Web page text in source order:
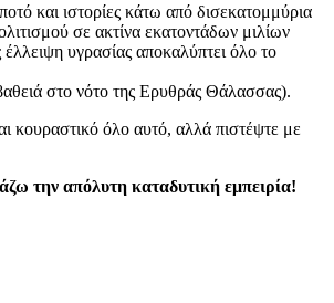
και ιστορίες κάτω από δισεκατομμύρια
σε ακτίνα εκατοντάδων μιλίων
υγρασίας αποκαλύπτει όλο το
στο νότο της Ερυθράς Θάλασσας).
κουραστικό όλο αυτό, αλλά πιστέψτε με
την απόλυτη καταδυτική εμπειρία!